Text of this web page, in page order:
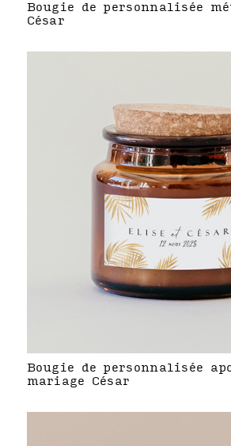
Bougie de personnalisée
César
Bougie de personnalisée
mariage César